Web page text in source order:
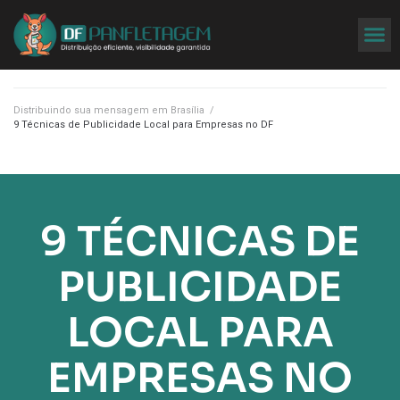
Distribuindo sua mensagem em Brasília /
9 Técnicas de Publicidade Local para Empresas no DF
9 TÉCNICAS DE
PUBLICIDADE
LOCAL PARA
EMPRESAS NO